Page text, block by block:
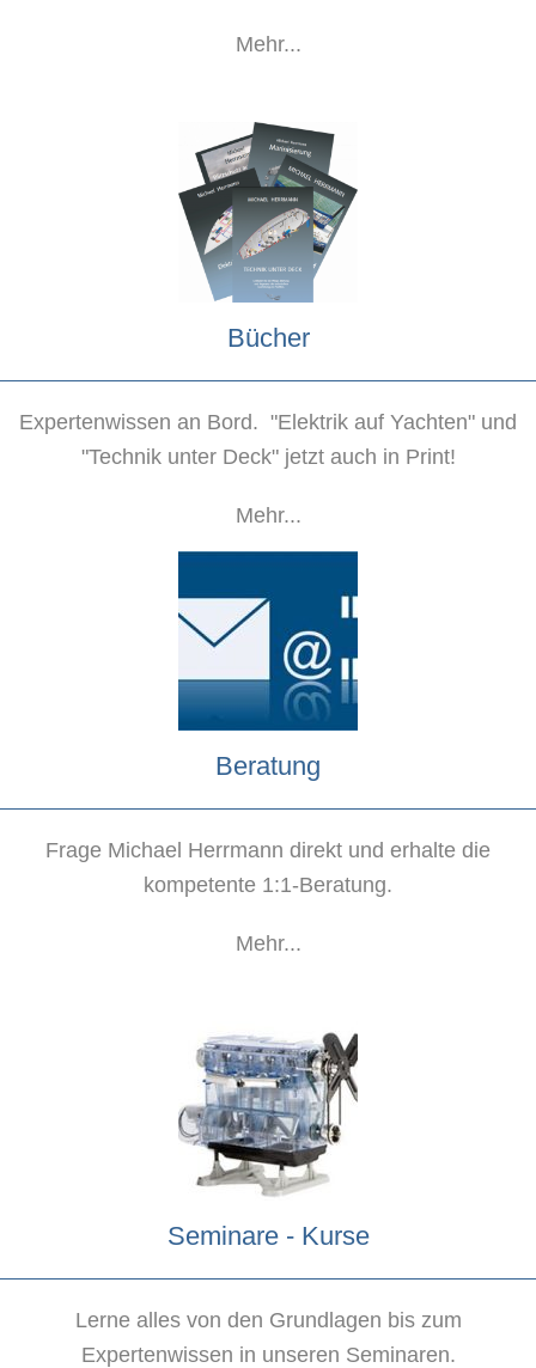
Mehr...
Bücher
Expertenwissen an Bord. "Elektrik auf Yachten" und
"Technik unter Deck" jetzt auch in Print!
Mehr...
Beratung
Frage Michael Herrmann direkt und erhalte die
kompetente 1:1-Beratung.
Mehr...
Seminare - Kurse
Lerne alles von den Grundlagen bis zum
Expertenwissen in unseren Seminaren.